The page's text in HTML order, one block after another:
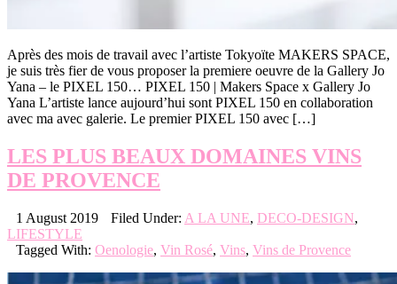
Après des mois de travail avec l’artiste Tokyoïte MAKERS SPACE,
je suis très fier de vous proposer la premiere oeuvre de la Gallery Jo
Yana – le PIXEL 150… PIXEL 150 | Makers Space x Gallery Jo
Yana L’artiste lance aujourd’hui sont PIXEL 150 en collaboration
avec ma avec galerie. Le premier PIXEL 150 avec […]
LES PLUS BEAUX DOMAINES VINS
DE PROVENCE
1 August 2019 Filed Under: A LA UNE, DECO-DESIGN,
LIFESTYLE
Tagged With: Oenologie, Vin Rosé, Vins, Vins de Provence